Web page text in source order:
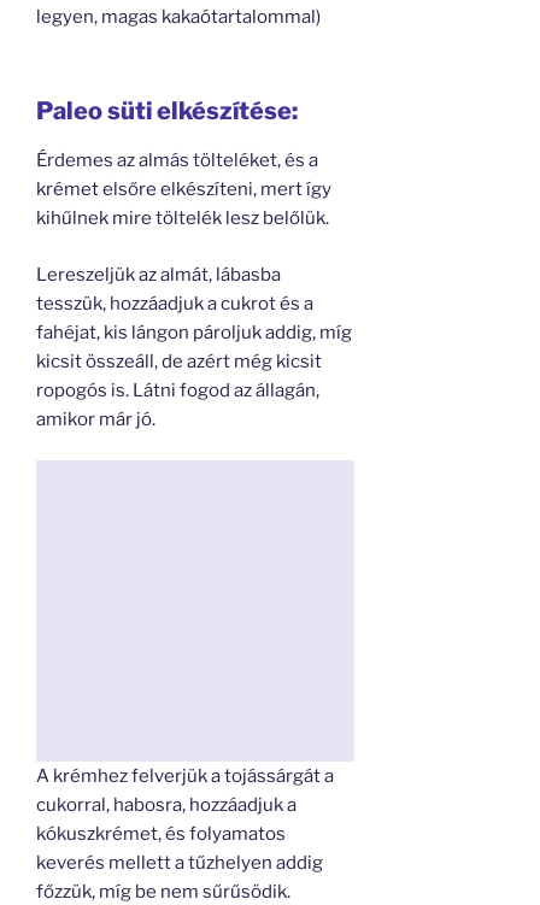
legyen, magas kakaótartalommal)
Paleo süti elkészítése:
Érdemes az almás tölteléket, és a
krémet elsőre elkészíteni, mert így
kihűlnek mire töltelék lesz belőlük.
Lereszeljük az almát, lábasba
tesszük, hozzáadjuk a cukrot és a
fahéjat, kis lángon pároljuk addig, míg
kicsit összeáll, de azért még kicsit
ropogós is. Látni fogod az állagán,
amikor már jó.
A krémhez felverjük a tojássárgát a
cukorral, habosra, hozzáadjuk a
kókuszkrémet, és folyamatos
keverés mellett a tűzhelyen addig
főzzük, míg be nem sűrűsödik.